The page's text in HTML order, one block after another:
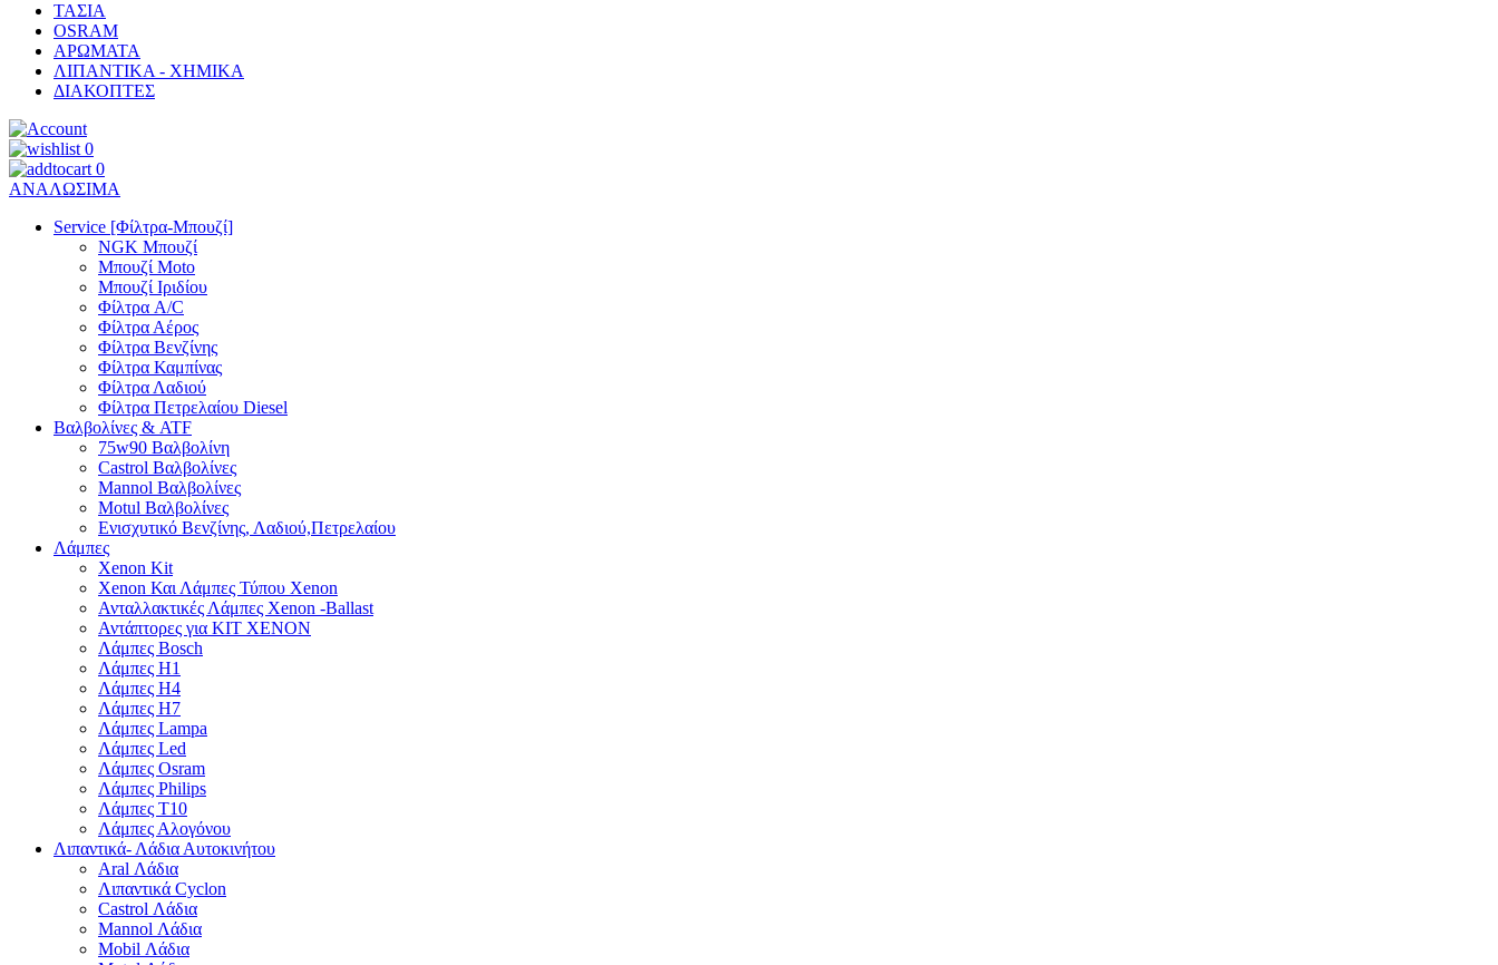
ΤΑΣΙΑ
OSRAM
ΑΡΩΜΑΤΑ
ΛΙΠΑΝΤΙΚΑ - ΧΗΜΙΚΑ
ΔΙΑΚΟΠΤΕΣ
0
0
ΑΝΑΛΩΣΙΜΑ
Service [Φίλτρα-Μπουζί]
NGK Μπουζί
Μπουζί Moto
Μπουζί Ιριδίου
Φίλτρα A/C
Φίλτρα Αέρος
Φίλτρα Βενζίνης
Φίλτρα Καμπίνας
Φίλτρα Λαδιού
Φίλτρα Πετρελαίου Diesel
Βαλβολίνες & ATF
75w90 Βαλβολίνη
Castrol Βαλβολίνες
Mannol Βαλβολίνες
Motul Βαλβολίνες
Ενισχυτικό Βενζίνης, Λαδιού,Πετρελαίου
Λάμπες
Xenon Kit
Xenon Και Λάμπες Τύπου Xenon
Ανταλλακτικές Λάμπες Xenon -Ballast
Αντάπτορες για ΚΙΤ ΧΕΝΟΝ
Λάμπες Bosch
Λάμπες H1
Λάμπες H4
Λάμπες H7
Λάμπες Lampa
Λάμπες Led
Λάμπες Osram
Λάμπες Philips
Λάμπες T10
Λάμπες Αλογόνου
Λιπαντικά- Λάδια Αυτοκινήτου
Aral Λάδια
Λιπαντικά Cyclon
Castrol Λάδια
Mannol Λάδια
Mobil Λάδια